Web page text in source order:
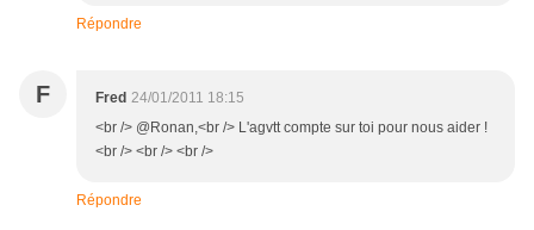
Répondre
F Fred 24/01/2011 18:15
<br /> @Ronan,<br /> L'agvtt compte sur toi pour nous aider !
<br /> <br /> <br />
Répondre